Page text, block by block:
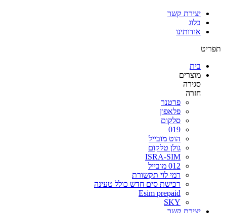
יצירת קשר
בלוג
אודותינו
תפריט
בית
מוצרים
סגירה
חזרה
פרטנר
פלאפון
סלקום
019
הוט מובייל
גולן טלקום
ISRA-SIM
012 מובייל
רמי לוי תקשורת
רכישת סים חדש כולל טעינה
Esim prepaid
SKY
יצירת קשר